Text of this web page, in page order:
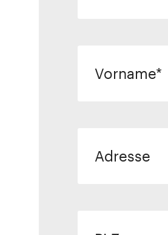
Vorname
Adresse